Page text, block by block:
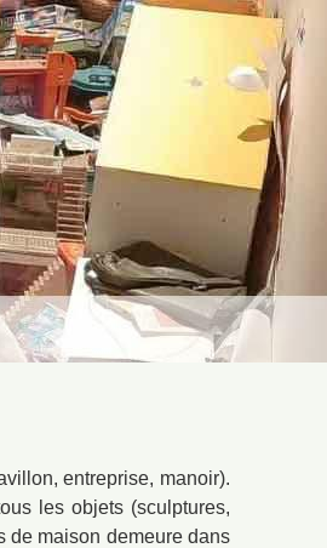
entreprise, manoir).
les objets (sculptures,
de maison demeure dans